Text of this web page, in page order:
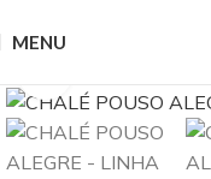
MENU